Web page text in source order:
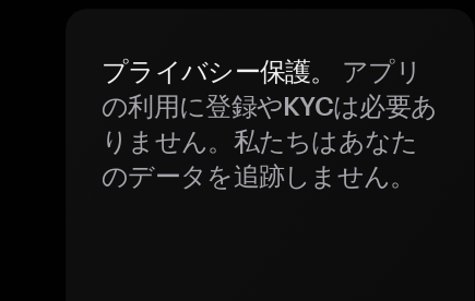
プライバシー保護。
アプリ
の利用に登録やKYCは必要あ
りません。私たちはあなた
のデータを追跡しません。